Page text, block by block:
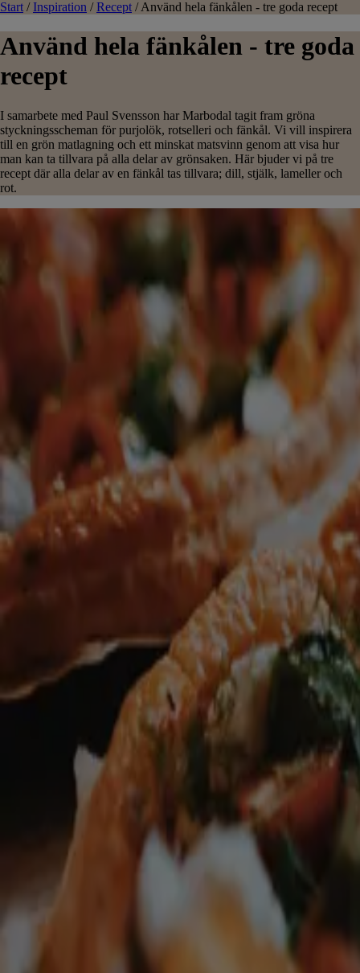
Start / Inspiration / Recept / Använd hela fänkålen - tre goda recept
Använd hela fänkålen - tre goda
recept
I samarbete med Paul Svensson har Marbodal tagit fram gröna
styckningsscheman för purjolök, rotselleri och fänkål. Vi vill inspirera
till en grön matlagning och ett minskat matsvinn genom att visa hur
man kan ta tillvara på alla delar av grönsaken. Här bjuder vi på tre
recept där alla delar av en fänkål tas tillvara; dill, stjälk, lameller och
rot.